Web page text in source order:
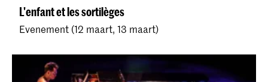
L'enfant et les sortilèges
Evenement (12 maart, 13 maart)